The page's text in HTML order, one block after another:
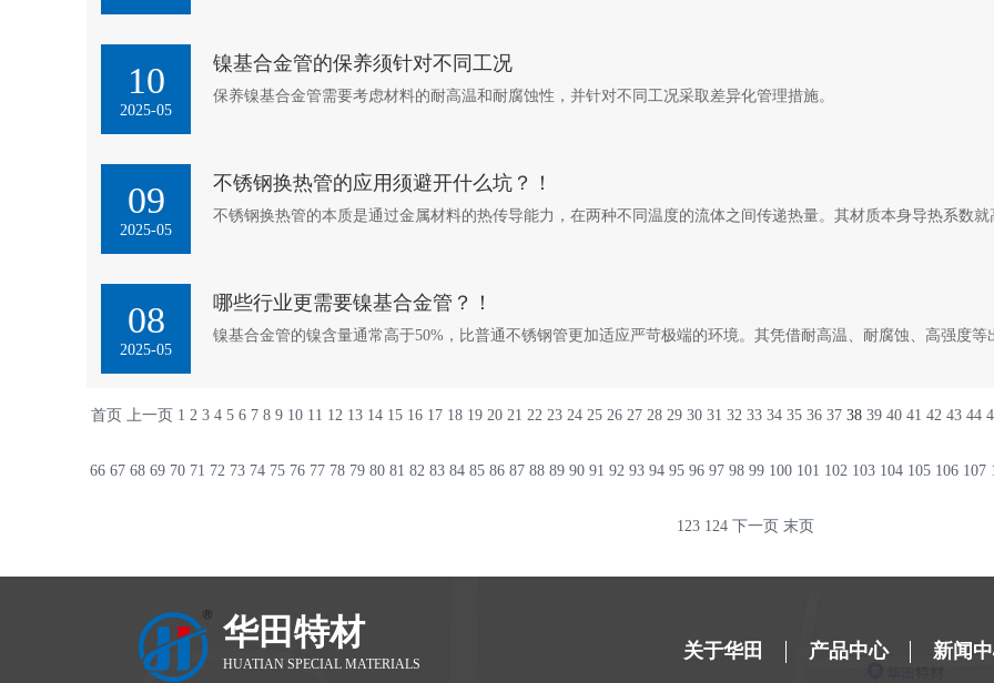
10
2025-05
镍基合金管的保养须针对不同工况
保养镍基合金管需要考虑材料的耐高温和耐腐蚀性，并针对不同工况采取差异化管理措施。
09
2025-05
不锈钢换热管的应用须避开什么坑？！
不锈钢换热管的本质是通过金属材料的热传导能力，在两种不同温度的流体之间传递热量。其材质本身导热系数
08
2025-05
哪些行业更需要镍基合金管？！
镍基合金管的镍含量通常高于50%，比普通不锈钢管更加适应严苛极端的环境。其凭借耐高温、耐腐蚀、高强度等
首页 上一页 1 2 3 4 5 6 7 8 9 10 11 12 13 14 15 16 17 18 19 20 21 22 23 24 25 26 27 28 29 30 31 32 33 34 35 36 37 38 39 40 41 42 43 44
66 67 68 69 70 71 72 73 74 75 76 77 78 79 80 81 82 83 84 85 86 87 88 89 90 91 92 93 94 95 96 97 98 99 100 101 102 103 104 105 106 107
123 124 下一页 末页
华田特材
HUATIAN SPECIAL MATERIALS
关于华田 产品中心 新闻